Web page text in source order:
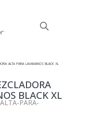
ALTA PARA LAVAMANOS BLACK XL
BLACK XL